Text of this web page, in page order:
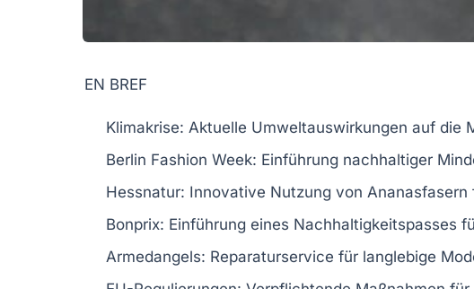
EN BREF
Klimakrise: Aktuelle Umweltauswirkungen auf die
Berlin Fashion Week: Einführung nachhaltiger
Hessnatur: Innovative Nutzung von Ananasfasern
Bonprix: Einführung eines Nachhaltigkeitspasses
Armedangels: Reparaturservice für langlebige